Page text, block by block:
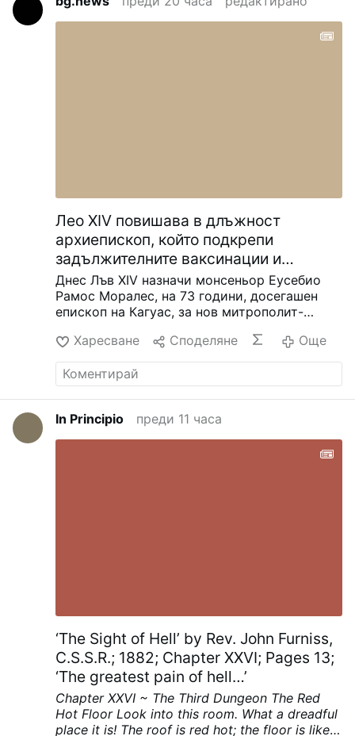
Лео XIV повишава в длъжност
архиепископ, който подкрепи
задължителните ваксинации и
похвали Bad Bunny
Днес Лъв XIV назначи монсеньор Еусебио
Рамос Моралес, на 73 години, досегашен
епископ на Кагуас, за нов митрополит-
е ръкоположен за свещеник през 1983 г.,
след като е завършил философия и
теология в Пуерто Рико, Мексико,
Съединените щати и Рим. Работил е като
професор по догматична теология, епископ
на Фахардо-Умакао от 2008 до 2017 г. и
пастирската инструкция на
пуерториканските епископи, в която се
обявява, че ваксинирането срещу COVID е
„морален дълг“, че възраженията на
съвестта от страна на католиците не се
признават и че на …
Още
Харесване Споделяне Още
In Principio преди 11 часа
‘The Sight of Hell’ by Rev. John Furniss,
C.S.S.R.; 1882; Chapter XXVI; Pages 13;
‘The greatest pain of hell…’
Chapter XXVI ~ The Third Dungeon The Red
Hot Floor Look into this room. What a dreadful
place it is! The roof is red hot; the floor is like a